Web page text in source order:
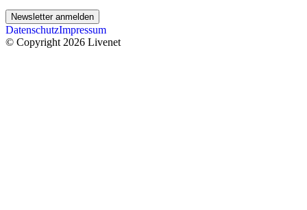
Newsletter anmelden
DatenschutzImpressum
© Copyright 2026 Livenet